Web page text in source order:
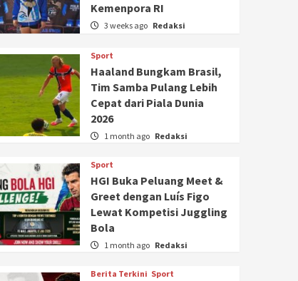
Kemenpora RI
3 weeks ago Redaksi
Sport
Haaland Bungkam Brasil,
Tim Samba Pulang Lebih
Cepat dari Piala Dunia
2026
1 month ago Redaksi
Sport
HGI Buka Peluang Meet &
Greet dengan Luís Figo
Lewat Kompetisi Juggling
Bola
1 month ago Redaksi
Berita Terkini Sport